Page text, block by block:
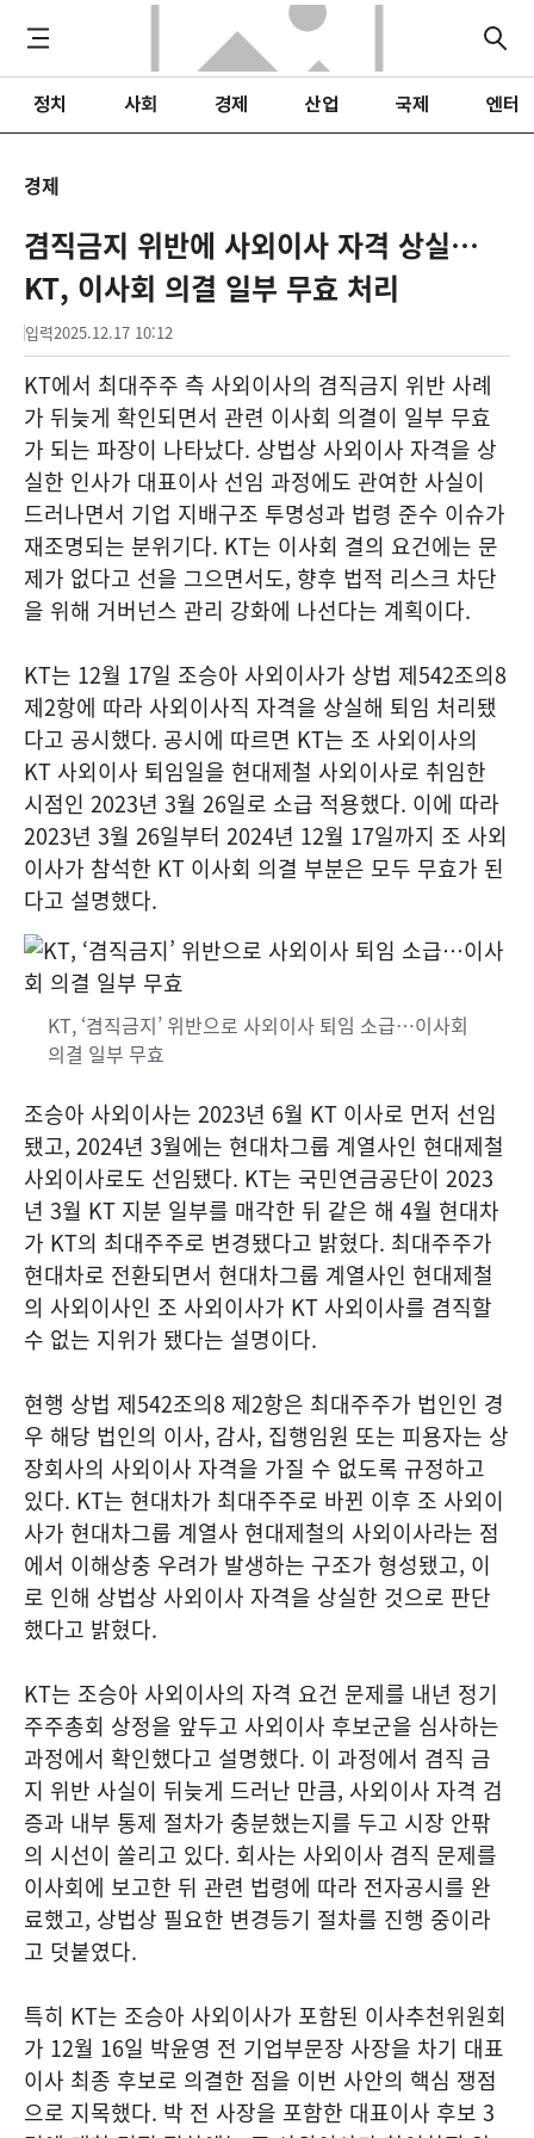
정치 사회 경제 산업 국제 엔터
경제
겸직금지 위반에 사외이사 자격 상실…
KT, 이사회 의결 일부 무효 처리
입력2025.12.17 10:12
KT에서 최대주주 측 사외이사의 겸직금지 위반 사례
가 뒤늦게 확인되면서 관련 이사회 의결이 일부 무효
가 되는 파장이 나타났다. 상법상 사외이사 자격을 상
실한 인사가 대표이사 선임 과정에도 관여한 사실이
드러나면서 기업 지배구조 투명성과 법령 준수 이슈가
재조명되는 분위기다. KT는 이사회 결의 요건에는 문
제가 없다고 선을 그으면서도, 향후 법적 리스크 차단
을 위해 거버넌스 관리 강화에 나선다는 계획이다.
KT는 12월 17일 조승아 사외이사가 상법 제542조의8
제2항에 따라 사외이사직 자격을 상실해 퇴임 처리됐
다고 공시했다. 공시에 따르면 KT는 조 사외이사의
KT 사외이사 퇴임일을 현대제철 사외이사로 취임한
시점인 2023년 3월 26일로 소급 적용했다. 이에 따라
2023년 3월 26일부터 2024년 12월 17일까지 조 사외
이사가 참석한 KT 이사회 의결 부분은 모두 무효가 된
다고 설명했다.
KT, ‘겸직금지’ 위반으로 사외이사 퇴임 소급…이사회
의결 일부 무효
조승아 사외이사는 2023년 6월 KT 이사로 먼저 선임
됐고, 2024년 3월에는 현대차그룹 계열사인 현대제철
사외이사로도 선임됐다. KT는 국민연금공단이 2023
년 3월 KT 지분 일부를 매각한 뒤 같은 해 4월 현대차
가 KT의 최대주주로 변경됐다고 밝혔다. 최대주주가
현대차로 전환되면서 현대차그룹 계열사인 현대제철
의 사외이사인 조 사외이사가 KT 사외이사를 겸직할
수 없는 지위가 됐다는 설명이다.
현행 상법 제542조의8 제2항은 최대주주가 법인인 경
우 해당 법인의 이사, 감사, 집행임원 또는 피용자는 상
장회사의 사외이사 자격을 가질 수 없도록 규정하고
있다. KT는 현대차가 최대주주로 바뀐 이후 조 사외이
사가 현대차그룹 계열사 현대제철의 사외이사라는 점
에서 이해상충 우려가 발생하는 구조가 형성됐고, 이
로 인해 상법상 사외이사 자격을 상실한 것으로 판단
했다고 밝혔다.
KT는 조승아 사외이사의 자격 요건 문제를 내년 정기
주주총회 상정을 앞두고 사외이사 후보군을 심사하는
과정에서 확인했다고 설명했다. 이 과정에서 겸직 금
지 위반 사실이 뒤늦게 드러난 만큼, 사외이사 자격 검
증과 내부 통제 절차가 충분했는지를 두고 시장 안팎
의 시선이 쏠리고 있다. 회사는 사외이사 겸직 문제를
이사회에 보고한 뒤 관련 법령에 따라 전자공시를 완
료했고, 상법상 필요한 변경등기 절차를 진행 중이라
고 덧붙였다.
특히 KT는 조승아 사외이사가 포함된 이사추천위원회
가 12월 16일 박윤영 전 기업부문장 사장을 차기 대표
이사 최종 후보로 의결한 점을 이번 사안의 핵심 쟁점
으로 지목했다. 박 전 사장을 포함한 대표이사 후보 3